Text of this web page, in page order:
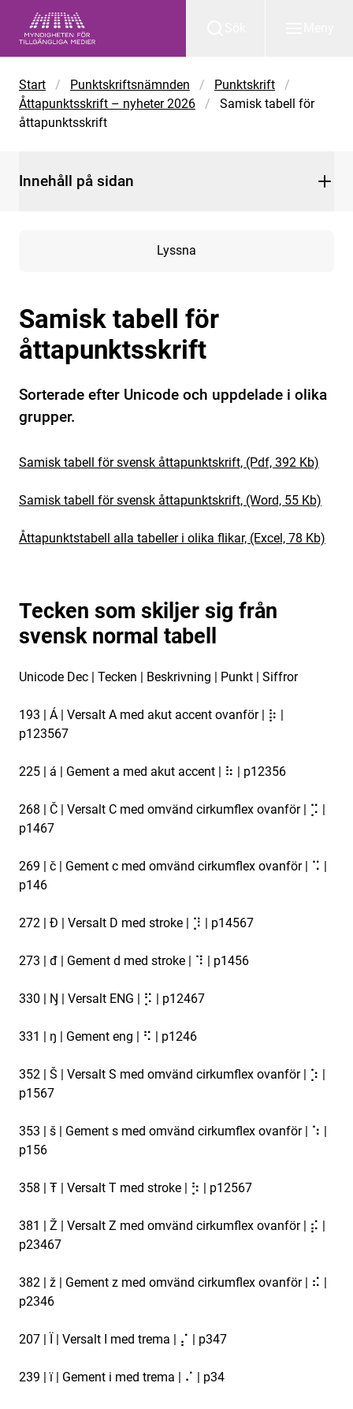
Start / Punktskriftsnämnden / Punktskrift
/
Åttapunktsskrift – nyheter 2026
/
Samisk tabell för
åttapunktsskrift
Lyssna
Samisk tabell för
åttapunktsskrift
Sorterade efter Unicode och uppdelade i olika
grupper.
Samisk tabell för svensk åttapunktskrift, (Pdf, 392 Kb)
Samisk tabell för svensk åttapunktskrift, (Word, 55 Kb)
Åttapunktstabell alla tabeller i olika flikar, (Excel, 78 Kb)
Tecken som skiljer sig från
svensk normal tabell
Unicode Dec | Tecken | Beskrivning | Punkt | Siffror
193 | Á | Versalt A med akut accent ovanför | ⡷ |
p123567
225 | á | Gement a med akut accent | ⠷ | p12356
268 | Č | Versalt C med omvänd cirkumflex ovanför | ⡩ |
p1467
269 | č | Gement c med omvänd cirkumflex ovanför | ⠩ |
p146
272 | Đ | Versalt D med stroke | ⡹ | p14567
273 | đ | Gement d med stroke | ⠹ | p1456
330 | Ŋ | Versalt ENG | ⡫ | p12467
331 | ŋ | Gement eng | ⠫ | p1246
352 | Š | Versalt S med omvänd cirkumflex ovanför | ⡱ |
p1567
353 | š | Gement s med omvänd cirkumflex ovanför | ⠱ |
p156
358 | Ŧ | Versalt T med stroke | ⡳ | p12567
381 | Ž | Versalt Z med omvänd cirkumflex ovanför | ⡮ |
p23467
382 | ž | Gement z med omvänd cirkumflex ovanför | ⠮ |
p2346
207 | Ï | Versalt I med trema | ⡌ | p347
239 | ï | Gement i med trema | ⠌ | p34
Innehåll på sidan